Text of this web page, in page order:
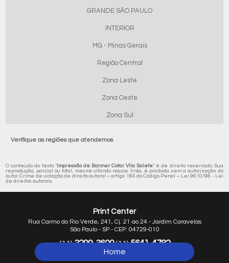
GRANDE SÃO PAULO
INTERIOR
MG - Minas Gerais
Região Central
Zona Leste
Zona Oeste
Zona Sul
Verifique as regiões que atendemos
O conteúdo do texto "Impressão de Banner Cotar Vila Salete" é de direito reservado. Sua
reprodução, parcial ou total, mesmo citando nossos links, é proibida sem a autorização do
autor. Crime de violação de direito autoral – artigo 184 do Código Penal – Lei 9610/98 - Lei
de direitos autorais.
Print Center
Rua Carmo do Rio Verde, 241, Cj. 21 ao 24 - Jardim Caravelas
São Paulo - SP - CEP: 04729-010
(11)3299-3600(11)5641-4782
5641-1254
Home